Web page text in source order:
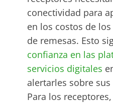
conectividad para
en los costos de
de remesas. Esto
confianza en las
servicios digitales
alertarles sobre
Para los